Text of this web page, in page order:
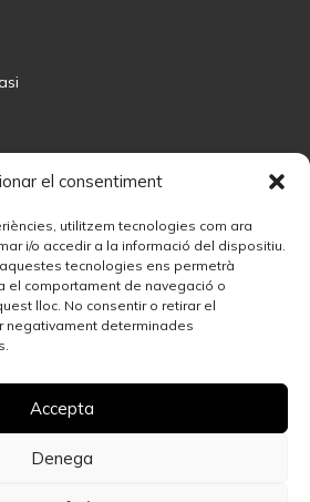
el consentiment
utilitzem tecnologies com ara
i/o accedir a la informació del dispositiu.
tecnologies ens permetrà
el comportament de navegació o
lloc. No consentir o retirar el
negativament determinades
Accepta
Denega
Andreu de Llavaneres
per invertir en habitatge
Centre